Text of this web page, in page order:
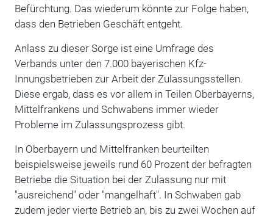
Befürchtung. Das wiederum könnte zur Folge haben,
dass den Betrieben Geschäft entgeht.
Anlass zu dieser Sorge ist eine Umfrage des
Verbands unter den 7.000 bayerischen Kfz-
Innungsbetrieben zur Arbeit der Zulassungsstellen.
Diese ergab, dass es vor allem in Teilen Oberbayerns,
Mittelfrankens und Schwabens immer wieder
Probleme im Zulassungsprozess gibt.
In Oberbayern und Mittelfranken beurteilten
beispielsweise jeweils rund 60 Prozent der befragten
Betriebe die Situation bei der Zulassung nur mit
"ausreichend" oder "mangelhaft". In Schwaben gab
zudem jeder vierte Betrieb an, bis zu zwei Wochen auf